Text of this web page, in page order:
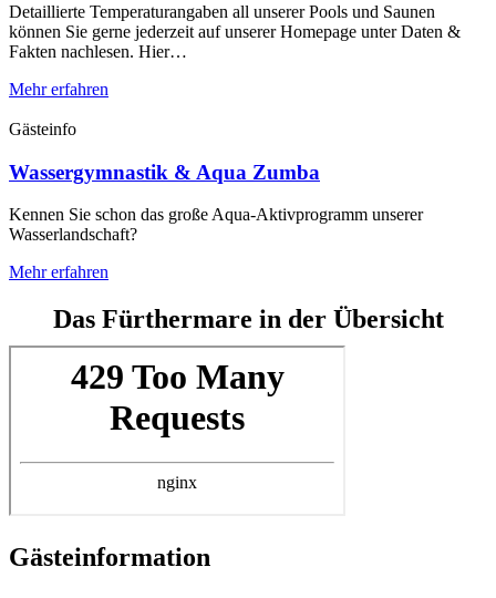
Detaillierte Temperaturangaben all unserer Pools und Saunen
können Sie gerne jederzeit auf unserer Homepage unter Daten &
Fakten nachlesen. Hier…
Mehr erfahren
Gästeinfo
Wassergymnastik & Aqua Zumba
Kennen Sie schon das große Aqua-Aktivprogramm unserer
Wasserlandschaft?
Mehr erfahren
Das Fürthermare in der Übersicht
Gästeinformation